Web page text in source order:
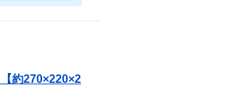
約270×220×2